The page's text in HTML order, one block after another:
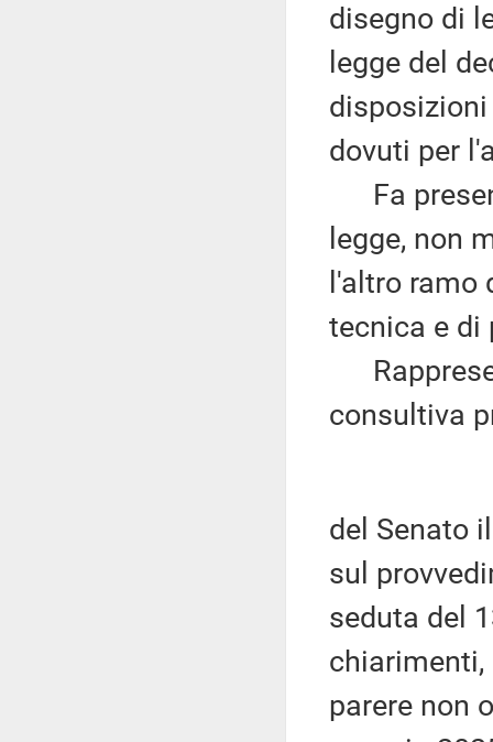
disegno di
legge del
dovuti per
Fa
legge, non
l'altro ramo
tecnica e di
consultiva
del Senato
sul
seduta del
parere non